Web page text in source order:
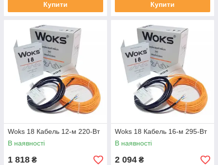
Купити Купити
Woks 18 Кабель 12-м 220-Вт
В наявності
1 818 ₴
Woks 18 Кабель 16-м 295-Вт
В наявності
2 094 ₴